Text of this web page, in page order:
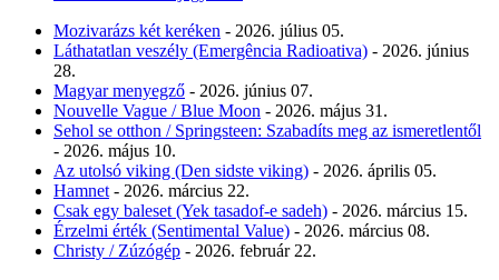
Mozivarázs két keréken - 2026. július 05.
Láthatatlan veszély (Emergência Radioativa) - 2026. június
28.
Magyar menyegző - 2026. június 07.
Nouvelle Vague / Blue Moon - 2026. május 31.
Sehol se otthon / Springsteen: Szabadíts meg az ismeretlentől
- 2026. május 10.
Az utolsó viking (Den sidste viking) - 2026. április 05.
Hamnet - 2026. március 22.
Csak egy baleset (Yek tasadof-e sadeh) - 2026. március 15.
Érzelmi érték (Sentimental Value) - 2026. március 08.
Christy / Zúzógép - 2026. február 22.